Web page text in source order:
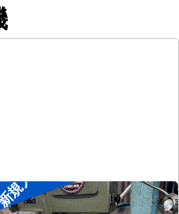
入荷
ンターマシン